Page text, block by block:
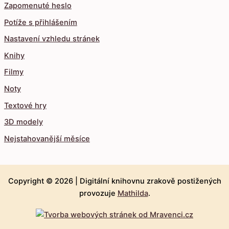
Zapomenuté heslo
Potíže s přihlášením
Nastavení vzhledu stránek
Knihy
Filmy
Noty
Textové hry
3D modely
Nejstahovanější měsíce
Copyright © 2026 | Digitální knihovnu zrakově postižených
provozuje Mathilda.